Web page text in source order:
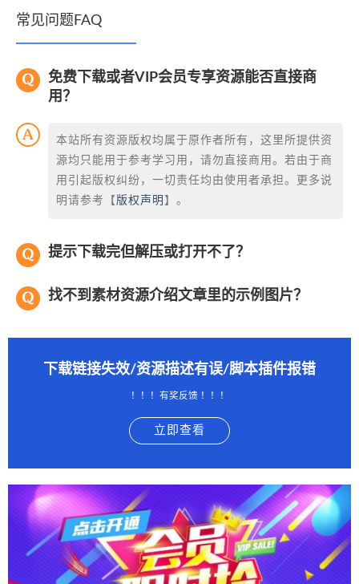
常见问题FAQ
免费下载或者VIP会员专享资源能否直接商
用？
本站所有资源版权均属于原作者所有，这里所提供资
源均只能用于参考学习用，请勿直接商用。若由于商
用引起版权纠纷，一切责任均由使用者承担。更多说
明请参考【 版权声明 】。
提示下载完但解压或打开不了？
找不到素材资源介绍文章里的示例图片？
下载链接失效/资源描述有误/脚本插件报错
！！！有奖反馈 ！！！
立即查看